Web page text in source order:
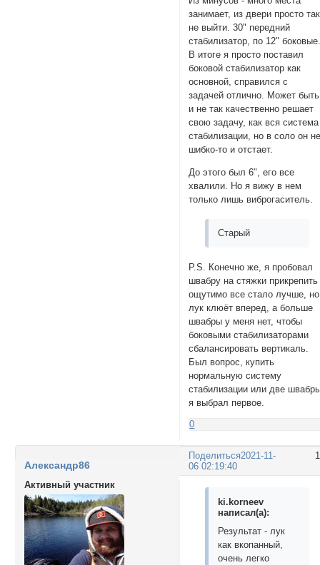
занимает, из двери просто так
не выйти. 30" передний
стабилизатор, по 12"
В итоге я просто поставил
боковой стабилизатор как
основной, справился с
задачей отлично. Может быть
и не так качественно решает
свою задачу, как вся система
стабилизации, но в соло он
шибко-то и отстает.
До этого был 6", его все
хвалили. Но я вижу в нем
только лишь виброгаситель.
Старый
P.S. Конечно же, я пробовал
швабру на стяжки прикрепить
ощутимо все стало лучше, но
лук клюёт вперед, а больше
швабры у меня нет, чтобы
боковыми стабилизаторами
сбалансировать вертикаль.
Был вопрос, купить
нормальную систему
стабилизации или две
я выбрал первое.
0
Поделиться2021-11-
06 02:19:40
Александр86
Активный участник
ki.korneev
написал(а):
Результат - лук
как вкопанный,
очень легко